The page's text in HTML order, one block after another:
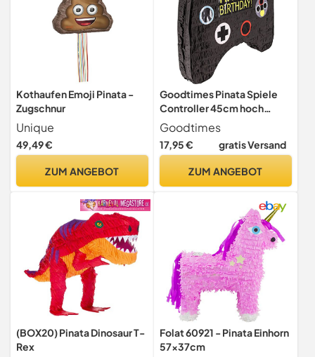
Kothaufen Emoji Pinata -
Zugschnur
Unique
49,49 €
ZUM ANGEBOT
Goodtimes Pinata Spiele
Controller 45cm hoch
Partyspiel Zum Befüllen mit
Süßigkeiten und
zerschlagen Als
Geburtstag Hochzeit JGA
Goodtimes
17,95 € gratis Versand
ZUM ANGEBOT
(BOX20) Pinata Dinosaur T-
Rex
Folat 60921 - Pinata Einhorn
57x37cm